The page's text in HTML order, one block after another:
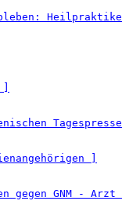
]
gegen GNM -